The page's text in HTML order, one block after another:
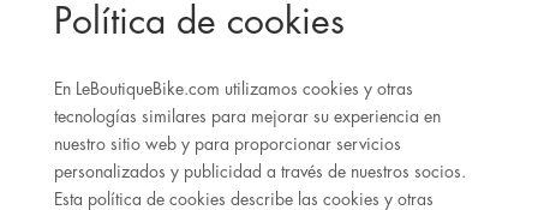
Política de cookies
En LeBoutiqueBike.com utilizamos cookies y otras
tecnologías similares para mejorar su experiencia en
nuestro sitio web y para proporcionar servicios
personalizados y publicidad a través de nuestros socios.
Esta política de cookies describe las cookies y otras